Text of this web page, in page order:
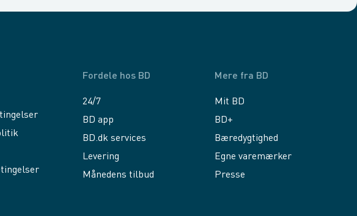
Fordele hos BD
24/7
BD app
BD.dk services
Levering
Månedens tilbud
Mere fra BD
Mit BD
BD+
Bæredygtighed
Egne varemærker
Presse